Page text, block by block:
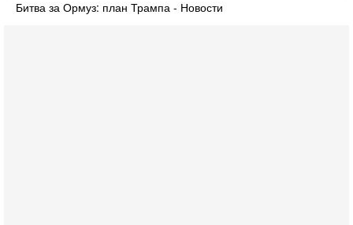
Битва за Ормуз: план Трампа - Новости